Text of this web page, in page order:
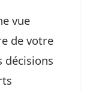
vue
de votre
décisions